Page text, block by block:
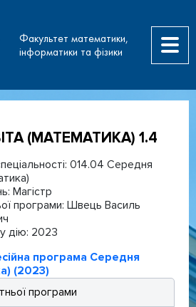
Факультет математики,
інформатики та фізики
(МАТЕМАТИКА) 1.4
014.04 Середня
Магістр
програми: Швець Василь
дію: 2023
програма Середня
(2023)
програми